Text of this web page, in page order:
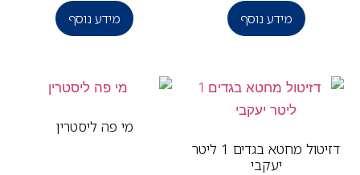
מידע נוסף מידע נוסף
דזיטול מחטא בגדים 1 ליטר
יעקבי
מי פה ליסטרין